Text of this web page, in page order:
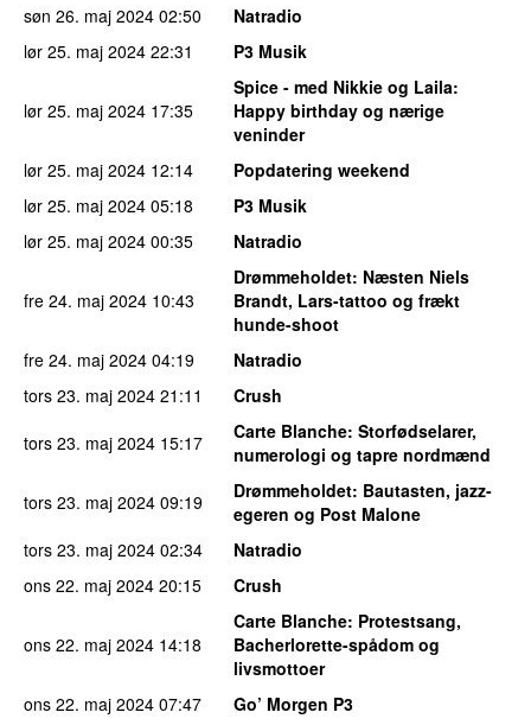
søn 26. maj 2024 02:50
Natradio
lør 25. maj 2024 22:31 P3 Musik
lør 25. maj 2024 17:35
Spice - med Nikkie og Laila:
Happy birthday og nærige
veninder
lør 25. maj 2024 12:14
Popdatering weekend
lør 25. maj 2024 05:18
P3 Musik
lør 25. maj 2024 00:35 Natradio
fre 24. maj 2024 10:43
Drømmeholdet: Næsten Niels
Brandt, Lars-tattoo og frækt
hunde-shoot
fre 24. maj 2024 04:19
Natradio
tors 23. maj 2024 21:11
Crush
tors 23. maj 2024 15:17 Carte Blanche: Storfødselarer,
numerologi og tapre nordmænd
tors 23. maj 2024 09:19 Drømmeholdet: Bautasten, jazz-
egeren og Post Malone
tors 23. maj 2024 02:34
Natradio
ons 22. maj 2024 20:15 Crush
ons 22. maj 2024 14:18
Carte Blanche: Protestsang,
Bacherlorette-spådom og
livsmottoer
ons 22. maj 2024 07:47
Go’ Morgen P3